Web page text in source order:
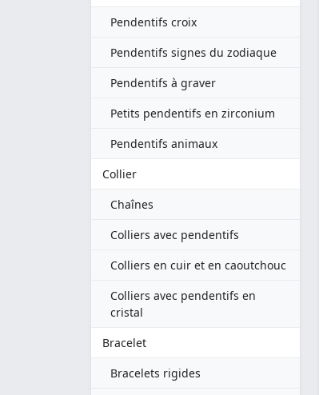
Pendentifs croix
Pendentifs signes du zodiaque
Pendentifs à graver
Petits pendentifs en zirconium
Pendentifs animaux
Collier
Chaînes
Colliers avec pendentifs
Colliers en cuir et en caoutchouc
Colliers avec pendentifs en
cristal
Bracelet
Bracelets rigides